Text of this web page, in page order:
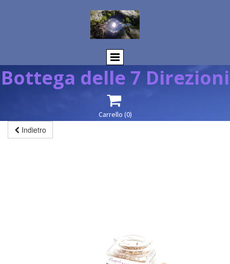
Bottega delle 7 Direzioni

Carrello (0)
Indietro